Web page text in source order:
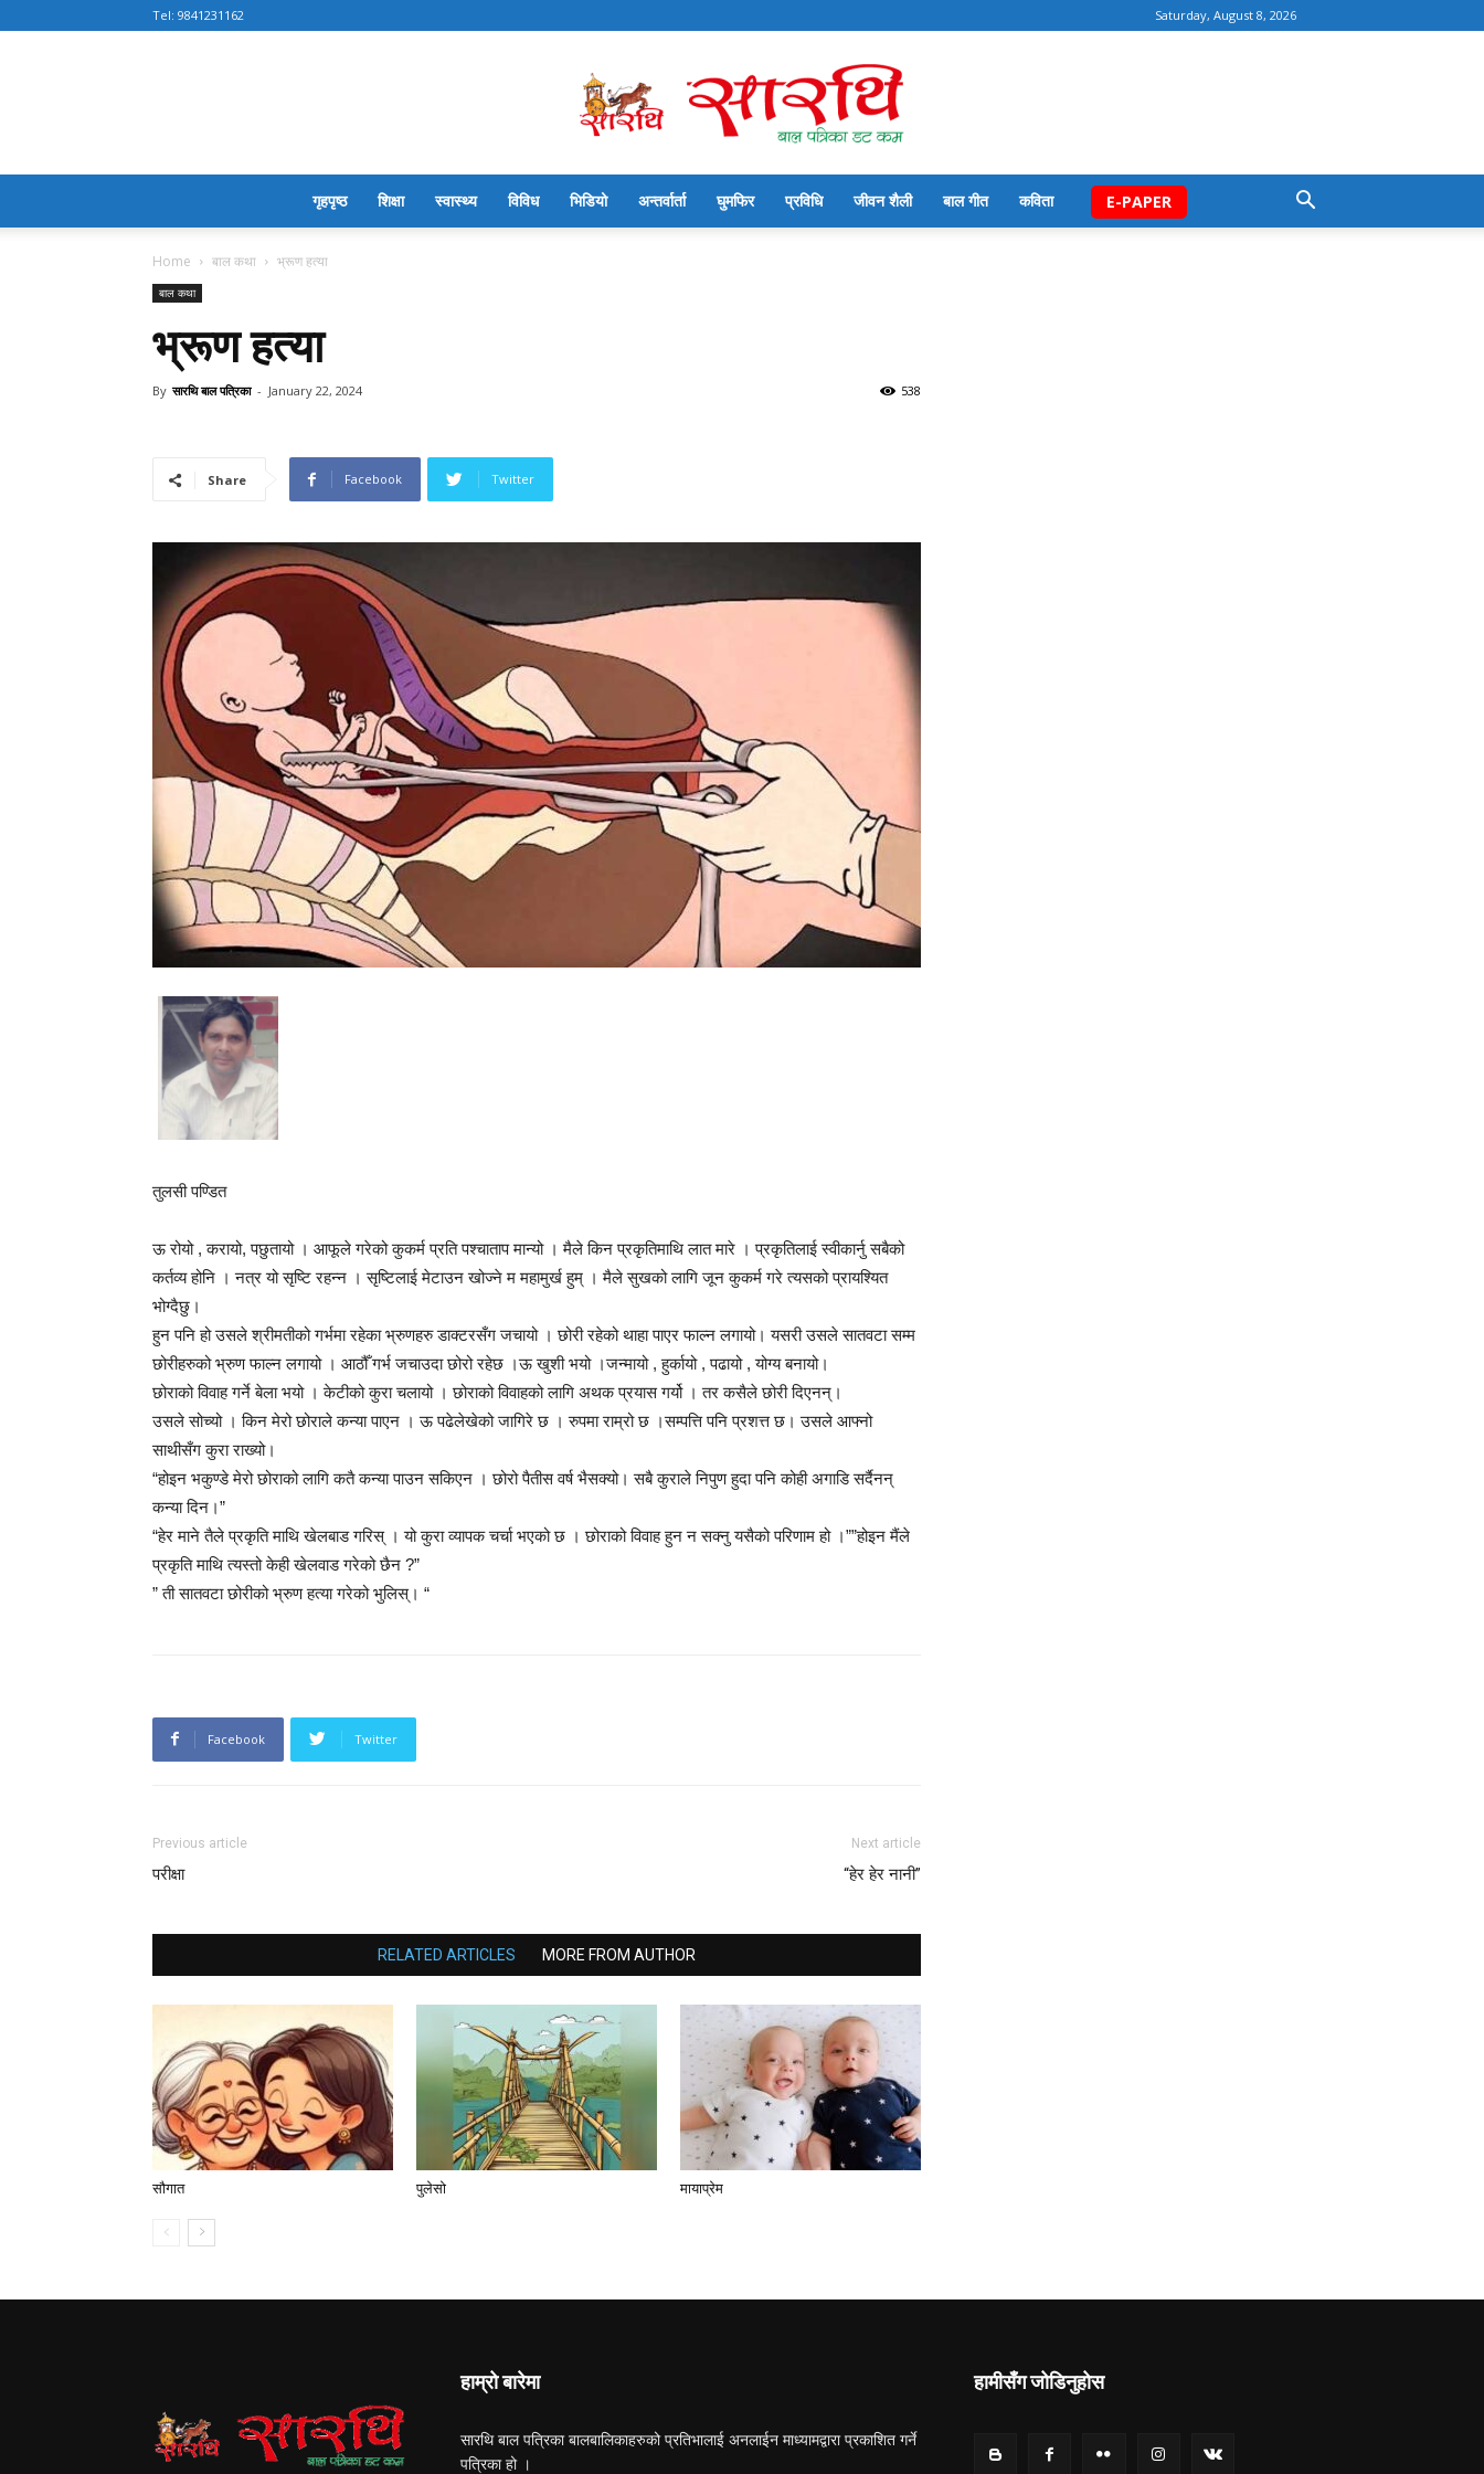
Saturday, August 8, 2026
Tel: 9841231162
गृहपृष्ठ शिक्षा स्वास्थ्य विविध भिडियो अन्तर्वार्ता घुमफिर प्रविधि जीवन शैली बाल गीत कविता E-PAPER
Home बाल कथा भ्रूण हत्या
बाल कथा
भ्रूण हत्या
By सारथि बाल पत्रिका - January 22, 2024 538
Share Facebook Twitter
तुलसी पण्डित
ऊ रोयो , करायो, पछुतायो । आफूले गरेको कुकर्म प्रति पश्चाताप मान्यो । मैले किन प्रकृतिमाथि लात मारे । प्रकृतिलाई स्वीकार्नु सबैको
कर्तव्य होनि । नत्र यो सृष्टि रहन्न । सृष्टिलाई मेटाउन खोज्ने म महामुर्ख हुम् । मैले सुखको लागि जून कुकर्म गरे त्यसको प्रायश्यित
भोग्दैछु।
हुन पनि हो उसले श्रीमतीको गर्भमा रहेका भ्रुणहरु डाक्टरसँग जचायो । छोरी रहेको थाहा पाएर फाल्न लगायो। यसरी उसले सातवटा सम्म
छोरीहरुको भ्रुण फाल्न लगायो । आठौँ गर्भ जचाउदा छोरो रहेछ ।ऊ खुशी भयो ।जन्मायो , हुर्कायो , पढायो , योग्य बनायो।
छोराको विवाह गर्ने बेला भयो । केटीको कुरा चलायो । छोराको विवाहको लागि अथक प्रयास गर्यो । तर कसैले छोरी दिएनन्।
उसले सोच्यो । किन मेरो छोराले कन्या पाएन । ऊ पढेलेखेको जागिरे छ । रुपमा राम्रो छ ।सम्पत्ति पनि प्रशत्त छ। उसले आफ्नो
साथीसँग कुरा राख्यो।
“होइन भकुण्डे मेरो छोराको लागि कतै कन्या पाउन सकिएन । छोरो पैतीस वर्ष भैसक्यो। सबै कुराले निपुण हुदा पनि कोही अगाडि सर्दैनन्
कन्या दिन।”
“हेर माने तैले प्रकृति माथि खेलबाड गरिस् । यो कुरा व्यापक चर्चा भएको छ । छोराको विवाह हुन न सक्नु यसैको परिणाम हो ।””होइन मैंले
प्रकृति माथि त्यस्तो केही खेलवाड गरेको छैन ?”
” ती सातवटा छोरीको भ्रुण हत्या गरेको भुलिस्। “
Facebook Twitter
Previous article
परीक्षा
Next article
“हेर हेर नानी”
RELATED ARTICLES MORE FROM AUTHOR
सौगात पुलेसो मायाप्रेम
हाम्रो बारेमा
सारथि बाल पत्रिका बालबालिकाहरुको प्रतिभालाई अनलाईन माध्यामद्वारा प्रकाशित गर्ने
पत्रिका हो ।
हामीसँग जोडिनुहोस